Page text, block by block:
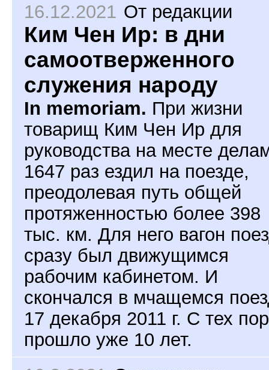
16.12.2021 От редакции
Ким Чен Ир: в дни
самоотверженного
служения народу
In memoriam. При жизни
товарищ Ким Чен Ир для
руководства на месте
1647 раз ездил на поезде,
преодолевая путь общей
протяженностью более 398
тыс. км. Для него вагон
сразу был движущимся
рабочим кабинетом. И
скончался в мчащемся
17 декабря 2011 г. С тех пор
прошло уже 10 лет.